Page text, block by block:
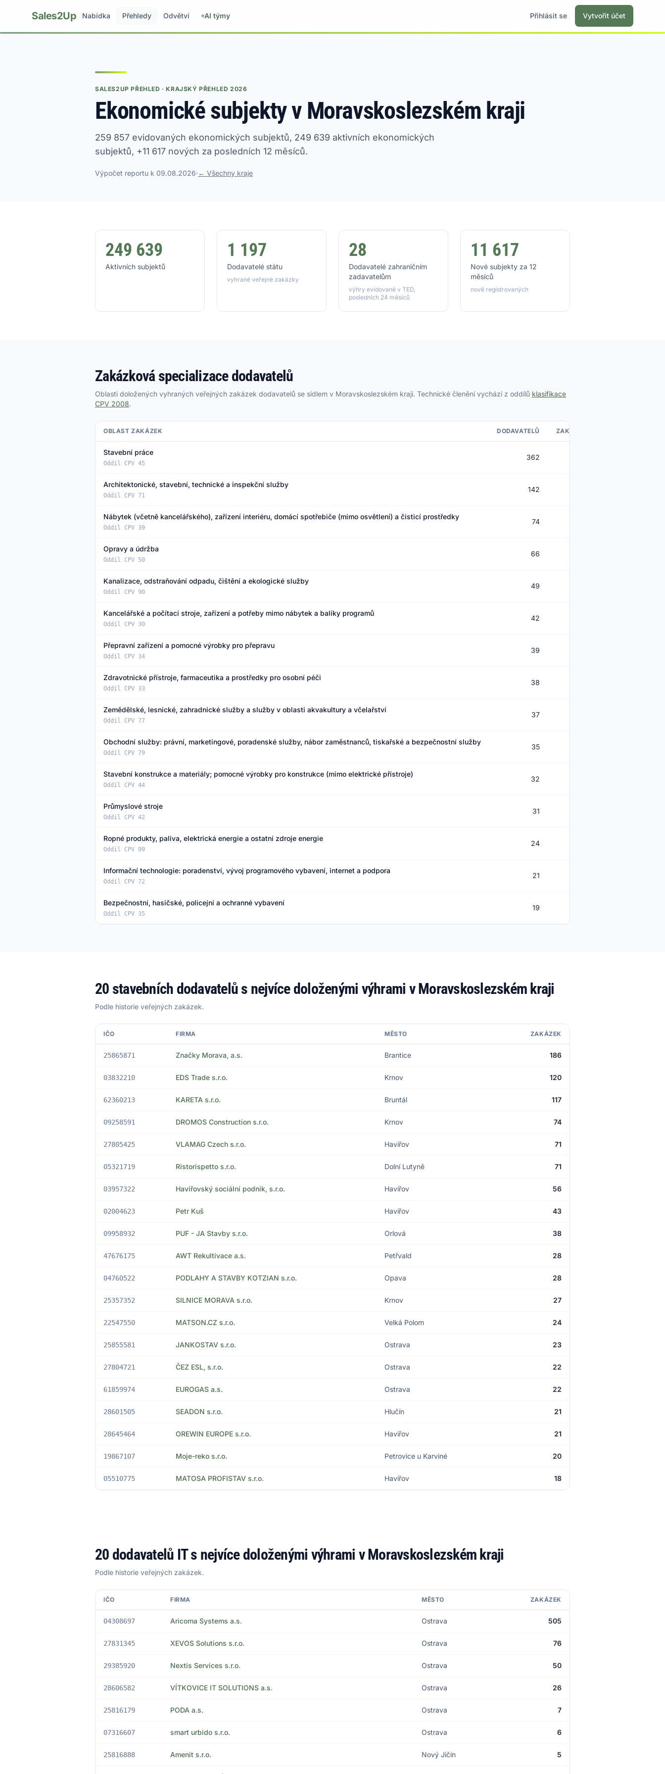
Sales2Up Nabídka Přehledy Odvětví AI týmy Přihlásit se Vytvořit účet
SALES2UP PŘEHLED · KRAJSKÝ PŘEHLED 2026
Ekonomické subjekty v Moravskoslezském kraji
259 857 evidovaných ekonomických subjektů, 249 639 aktivních ekonomických
subjektů, +11 617 nových za posledních 12 měsíců.
Výpočet reportu k 09.08.2026 ← Všechny kraje
249 639
Aktivních subjektů
1 197
Dodavatelé státu
vyhrané veřejné zakázky
28
Dodavatelé zahraničním
zadavatelům
výhry evidované v TED,
posledních 24 měsíců
11 617
Nové subjekty za 12
měsíců
nově registrovaných
Zakázková specializace dodavatelů
Oblasti doložených vyhraných veřejných zakázek dodavatelů se sídlem v Moravskoslezském kraji. Technické členění vychází z oddílů klasifikace
CPV 2008.
OBLAST ZAKÁZEK DODAVATELŮ ZAKÁZEK
Stavební práce
Oddíl CPV 45
362
Architektonické, stavební, technické a inspekční služby
Oddíl CPV 71
142
Nábytek (včetně kancelářského), zařízení interiéru, domácí spotřebiče (mimo osvětlení) a čisticí prostředky
Oddíl CPV 39
74
Opravy a údržba
Oddíl CPV 50
66
Kanalizace, odstraňování odpadu, čištění a ekologické služby
Oddíl CPV 90
49
Kancelářské a počítací stroje, zařízení a potřeby mimo nábytek a balíky programů
Oddíl CPV 30
42
Přepravní zařízení a pomocné výrobky pro přepravu
Oddíl CPV 34
39
Zdravotnické přístroje, farmaceutika a prostředky pro osobní péči
Oddíl CPV 33
38
Zemědělské, lesnické, zahradnické služby a služby v oblasti akvakultury a včelařství
Oddíl CPV 77
37
Obchodní služby: právní, marketingové, poradenské služby, nábor zaměstnanců, tiskařské a bezpečnostní služby
Oddíl CPV 79
35
Stavební konstrukce a materiály; pomocné výrobky pro konstrukce (mimo elektrické přístroje)
Oddíl CPV 44
32
Průmyslové stroje
Oddíl CPV 42
31
Ropné produkty, paliva, elektrická energie a ostatní zdroje energie
Oddíl CPV 09
24
Informační technologie: poradenství, vývoj programového vybavení, internet a podpora
Oddíl CPV 72
21
Bezpečnostní, hasičské, policejní a ochranné vybavení
Oddíl CPV 35
19
20 stavebních dodavatelů s nejvíce doloženými výhrami v Moravskoslezském kraji
Podle historie veřejných zakázek.
IČO FIRMA MĚSTO ZAKÁZEK
25865871 Značky Morava, a.s. Brantice 186
03832210 EDS Trade s.r.o. Krnov 120
62360213 KARETA s.r.o. Bruntál 117
09258591 DROMOS Construction s.r.o. Krnov 74
27805425 VLAMAG Czech s.r.o. Havířov 71
05321719 Ristorispetto s.r.o. Dolní Lutyně 71
03957322 Havířovský sociální podnik, s.r.o. Havířov 56
02004623 Petr Kuš Havířov 43
09958932 PUF - JA Stavby s.r.o. Orlová 38
47676175 AWT Rekultivace a.s. Petřvald 28
04760522 PODLAHY A STAVBY KOTZIAN s.r.o. Opava 28
25357352 SILNICE MORAVA s.r.o. Krnov 27
22547550 MATSON.CZ s.r.o. Velká Polom 24
25855581 JANKOSTAV s.r.o. Ostrava 23
27804721 ČEZ ESL, s.r.o. Ostrava 22
61859974 EUROGAS a.s. Ostrava 22
28601505 SEADON s.r.o. Hlučín 21
28645464 OREWIN EUROPE s.r.o. Havířov 21
19867107 Moje-reko s.r.o. Petrovice u Karviné 20
05510775 MATOSA PROFISTAV s.r.o. Havířov 18
20 dodavatelů IT s nejvíce doloženými výhrami v Moravskoslezském kraji
Podle historie veřejných zakázek.
IČO FIRMA MĚSTO ZAKÁZEK
04308697 Aricoma Systems a.s. Ostrava 505
27831345 XEVOS Solutions s.r.o. Ostrava 76
29385920 Nextis Services s.r.o. Ostrava 50
28606582 VÍTKOVICE IT SOLUTIONS a.s. Ostrava 26
25816179 PODA a.s. Ostrava 7
07316607 smart urbido s.r.o. Ostrava 6
25816888 Amenit s.r.o. Nový Jičín 5